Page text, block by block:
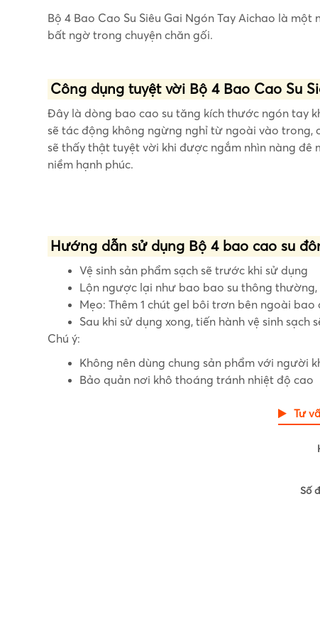
Bộ 4 Bao Cao Su Siêu Gai Ngón Tay Aichao là
bất ngờ trong chuyện chăn gối.
Công dụng tuyệt vời Bộ 4 Bao Cao Su
Đây là dòng bao cao su tăng kích thước ngón tay
sẽ tác động không ngừng nghỉ từ ngoài vào trong,
sẽ thấy thật tuyệt vời khi được ngắm nhìn nàng đê
niềm hạnh phúc.
Hướng dẫn sử dụng Bộ 4 bao cao su
Vệ sinh sản phẩm sạch sẽ trước khi sử dụng
Lộn ngược lại như bao bao su thông
Mẹo: Thêm 1 chút gel bôi trơn bên ngoài
Sau khi sử dụng xong, tiến hành vệ sinh
Chú ý:
Không nên dùng chung sản phẩm với người
Bảo quản nơi khô thoáng tránh nhiệt độ cao
Tư
Số